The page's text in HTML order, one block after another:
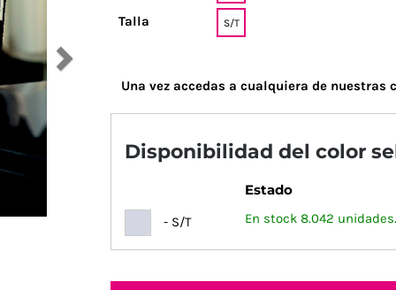
Talla S/T
Una vez accedas a cualquiera de
Disponibilidad del color
Estado
- S/T En stock 8.042 unidades.